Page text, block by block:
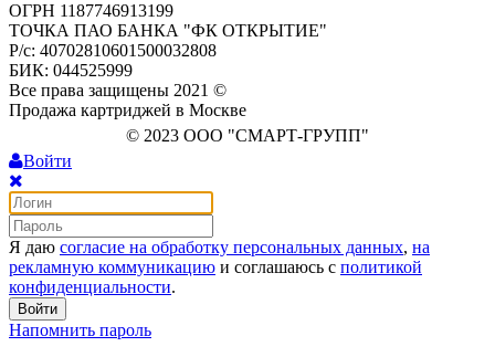
ОГРН 1187746913199
ТОЧКА ПАО БАНКА "ФК ОТКРЫТИЕ"
Р/с: 40702810601500032808
БИК: 044525999
Все права защищены 2021 ©
Продажа картриджей в Москве
© 2023 ООО "СМАРТ-ГРУПП"
Войти
Я даю согласие на обработку персональных данных, на
рекламную коммуникацию и соглашаюсь с политикой
конфиденциальности.
Войти
Напомнить пароль